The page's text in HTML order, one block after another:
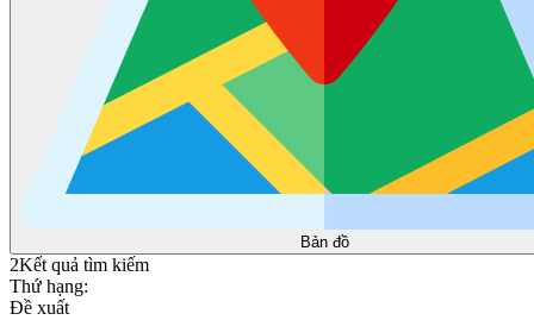
Bản đồ
2Kết quả tìm kiếm
Thứ hạng:
Đề xuất